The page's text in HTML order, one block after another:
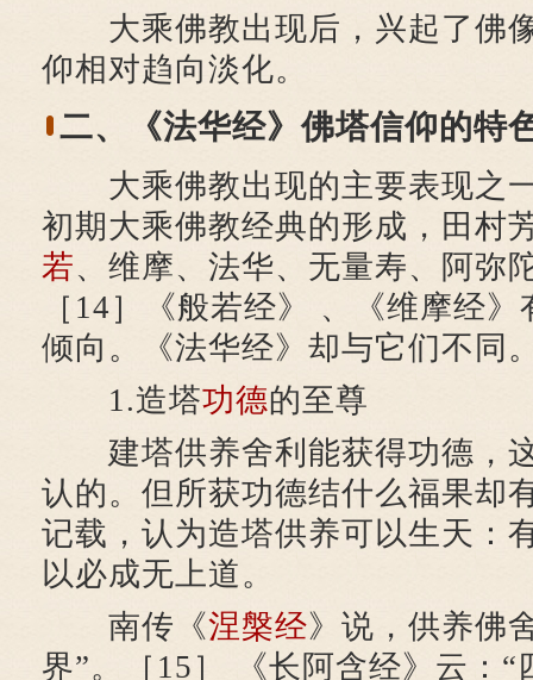
大乘佛教出现后，兴起了佛
仰相对趋向淡化。
二、《法华经》佛塔信仰的特
大乘佛教出现的主要表现之
初期大乘佛教经典的形成，田村
若、维摩、法华、无量寿、阿弥
［14］《般若经》 、《维摩经
倾向。《法华经》却与它们不同
1.造塔功德的至尊
建塔供养舍利能获得功德，
认的。但所获功德结什么福果却
记载，认为造塔供养可以生天：
以必成无上道。
南传《涅槃经》说，供养佛
界”。［15］ 《长阿含经》云：